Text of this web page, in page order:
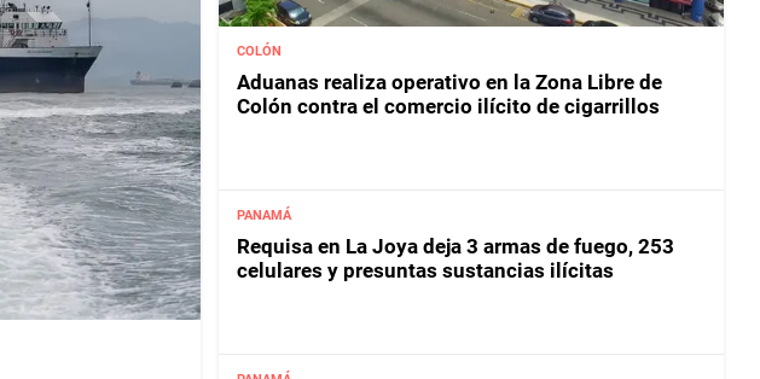
COLÓN
Aduanas realiza operativo en la Zona Libre de
Colón contra el comercio ilícito de cigarrillos
PANAMÁ
Requisa en La Joya deja 3 armas de fuego, 253
celulares y presuntas sustancias ilícitas